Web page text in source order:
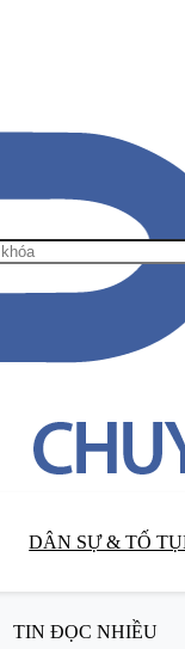
DÂN SỰ & TỐ
TIN ĐỌC NHIỀU